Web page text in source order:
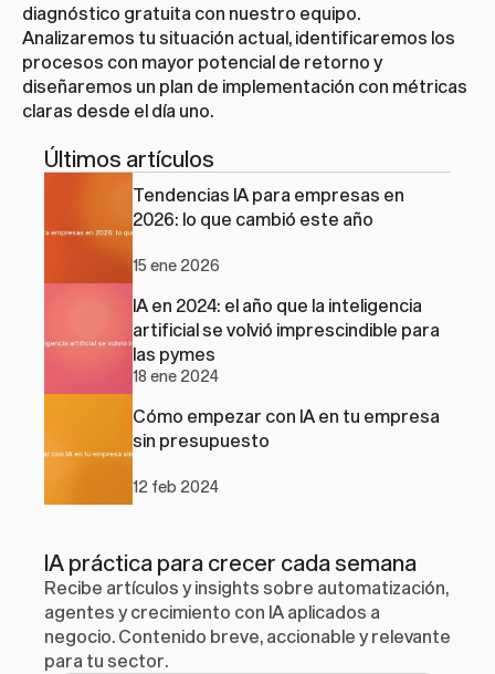
diagnóstico gratuita con nuestro equipo.
Analizaremos tu situación actual, identificaremos los
procesos con mayor potencial de retorno y
diseñaremos un plan de implementación con métricas
claras desde el día uno.
Últimos artículos
Tendencias IA para empresas en
2026: lo que cambió este año
15 ene 2026
IA en 2024: el año que la inteligencia
artificial se volvió imprescindible para
las pymes
18 ene 2024
Cómo empezar con IA en tu empresa
sin presupuesto
12 feb 2024
IA práctica para crecer cada semana
Recibe artículos y insights sobre automatización,
agentes y crecimiento con IA aplicados a
negocio. Contenido breve, accionable y relevante
para tu sector.